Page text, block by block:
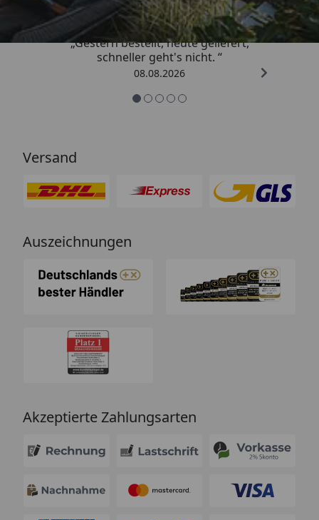
„Gestern bestellt, heute geliefert,
schneller geht's nicht. “
08.08.2026
Versand
Auszeichnungen
Akzeptierte Zahlungsarten